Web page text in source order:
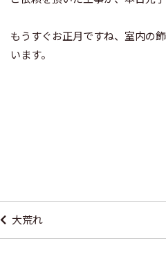
もうすぐお正月ですね、室内の
います。
稿
ナ大荒れ